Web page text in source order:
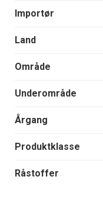
Importør
Land
Område
Underområde
Årgang
Produktklasse
Råstoffer